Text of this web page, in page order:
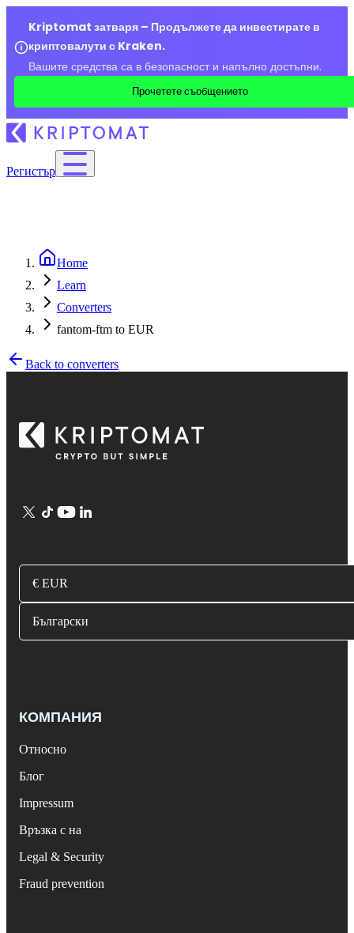
Kriptomat затваря – Продължете да инвестирате в
криптовалути с Kraken.
Вашите средства са в безопасност и напълно достъпни.
Прочетете съобщението
Регистър
Home
Learn
Converters
fantom-ftm to EUR
Back to converters
€ EUR
Български
КОМПАНИЯ
Относно
Блог
Impressum
Връзка с на
Legal & Security
Fraud prevention